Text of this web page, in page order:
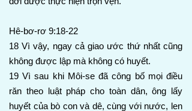
Hê-bơ-rơ 9:18-22
18 Vì vậy, ngay cả giao ước thứ nhất cũng
không được lập mà không có huyết.
19 Vì sau khi Môi-se đã công bố mọi điều
răn theo luật pháp cho toàn dân, ông lấy
huyết của bò con và dê, cùng với nước, len